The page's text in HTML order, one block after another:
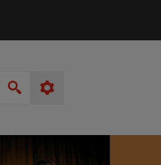
Rechercher